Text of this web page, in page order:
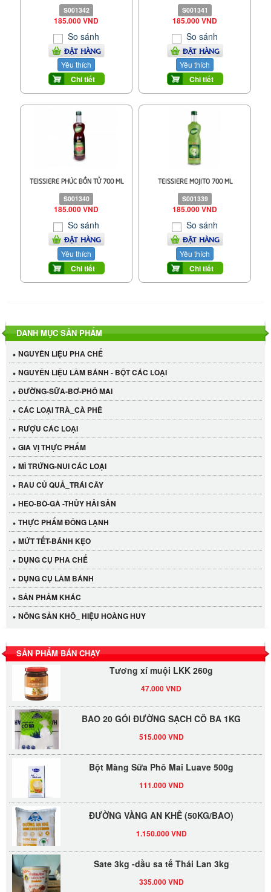
S001342
185.000 VND
So sánh
ĐẶT HÀNG
Yêu thích
Chi tiết
S001341
185.000 VND
So sánh
ĐẶT HÀNG
Yêu thích
Chi tiết
TEISSIERE PHÚC BỒN TỬ 700 ML
S001340
185.000 VND
So sánh
ĐẶT HÀNG
Yêu thích
Chi tiết
TEISSIERE MOJITO 700 ML
S001339
185.000 VND
So sánh
ĐẶT HÀNG
Yêu thích
Chi tiết
DANH MỤC SẢN PHẨM
NGUYÊN LIỆU PHA CHẾ
NGUYÊN LIỆU LÀM BÁNH - BỘT CÁC LOẠI
ĐƯỜNG-SỮA-BƠ-PHÔ MAI
CÁC LOẠI TRÀ_CÀ PHÊ
RƯỢU CÁC LOẠI
GIA VỊ THỰC PHẨM
MÌ TRỨNG-NUI CÁC LOẠI
RAU CỦ QUẢ_TRÁI CÂY
HEO-BÒ-GÀ -THỦY HẢI SẢN
THỰC PHẨM ĐÔNG LẠNH
MỨT TẾT-BÁNH KẸO
DỤNG CỤ PHA CHẾ
DỤNG CỤ LÀM BÁNH
SẢN PHẢM KHÁC
NÔNG SẢN KHÔ_ HIỆU HOÀNG HUY
SẢN PHẨM BÁN CHẠY
Cần Tây Đà Lạt
40.000 VND
LỐC 12 HỦ Tương xí muội LKK 260g
Tương xí muội LKK 260g
BAO 20 GÓI ĐƯỜNG SẠCH CÔ BA 1KG
ĐƯỜNG VÀNG AN KHÊ (50KG/BAO)
Sate 3kg -dầu sa tế Thái Lan 3kg